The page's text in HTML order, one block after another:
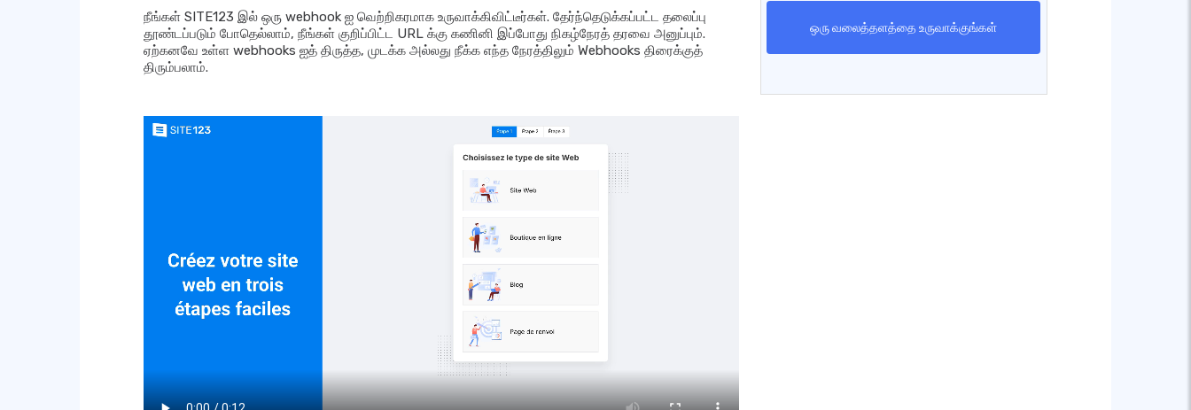
நீங்கள் SITE123 இல் ஒரு webhook ஐ வெற்றிகரமாக உருவாக்கிவிட்டீர்கள். தேர்ந்தெடுக்கப்பட்ட தலைப்பு
தூண்டப்படும் போதெல்லாம், நீங்கள் குறிப்பிட்ட URL க்கு கணினி இப்போது நிகழ்நேரத் தரவை அனுப்பும்.
ஏற்கனவே உள்ள webhooks ஐத் திருத்த, முடக்க அல்லது நீக்க எந்த நேரத்திலும் Webhooks திரைக்குத்
திரும்பலாம்.
ஒரு வலைத்தளத்தை உருவாக்குங்கள்